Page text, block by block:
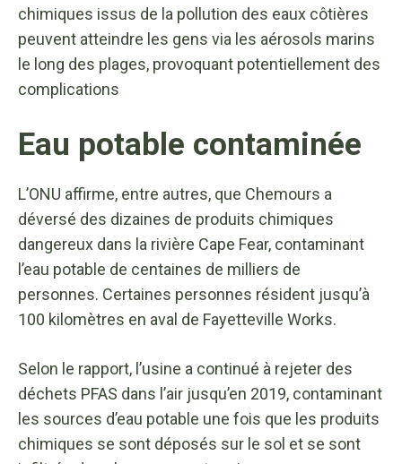
chimiques issus de la pollution des eaux côtières
peuvent atteindre les gens via les aérosols marins
le long des plages, provoquant potentiellement des
complications
Eau potable contaminée
L’ONU affirme, entre autres, que Chemours a
déversé des dizaines de produits chimiques
dangereux dans la rivière Cape Fear, contaminant
l’eau potable de centaines de milliers de
personnes. Certaines personnes résident jusqu’à
100 kilomètres en aval de Fayetteville Works.
Selon le rapport, l’usine a continué à rejeter des
déchets PFAS dans l’air jusqu’en 2019, contaminant
les sources d’eau potable une fois que les produits
chimiques se sont déposés sur le sol et se sont